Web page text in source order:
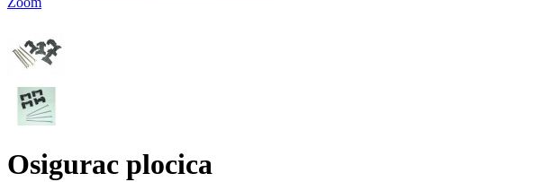
Osigurac plocica